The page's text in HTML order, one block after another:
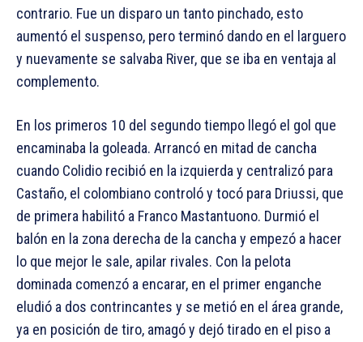
contrario. Fue un disparo un tanto pinchado, esto
aumentó el suspenso, pero terminó dando en el larguero
y nuevamente se salvaba River, que se iba en ventaja al
complemento.
En los primeros 10 del segundo tiempo llegó el gol que
encaminaba la goleada. Arrancó en mitad de cancha
cuando Colidio recibió en la izquierda y centralizó para
Castaño, el colombiano controló y tocó para Driussi, que
de primera habilitó a Franco Mastantuono. Durmió el
balón en la zona derecha de la cancha y empezó a hacer
lo que mejor le sale, apilar rivales. Con la pelota
dominada comenzó a encarar, en el primer enganche
eludió a dos contrincantes y se metió en el área grande,
ya en posición de tiro, amagó y dejó tirado en el piso a